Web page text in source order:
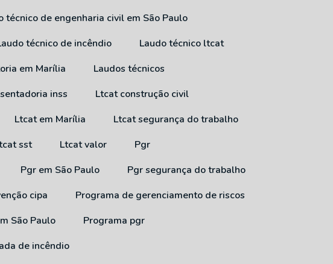
técnico de engenharia civil em São Paulo
Laudo técnico de incêndio
Laudo técnico ltcat
em Marília
Laudos técnicos
inss
Ltcat construção civil
Ltcat em Marília
Ltcat segurança do trabalho
sst Ltcat valor
Pgr
Pgr em São Paulo
Pgr segurança do trabalho
cipa
Programa de gerenciamento de riscos
São Paulo
Programa pgr
de incêndio